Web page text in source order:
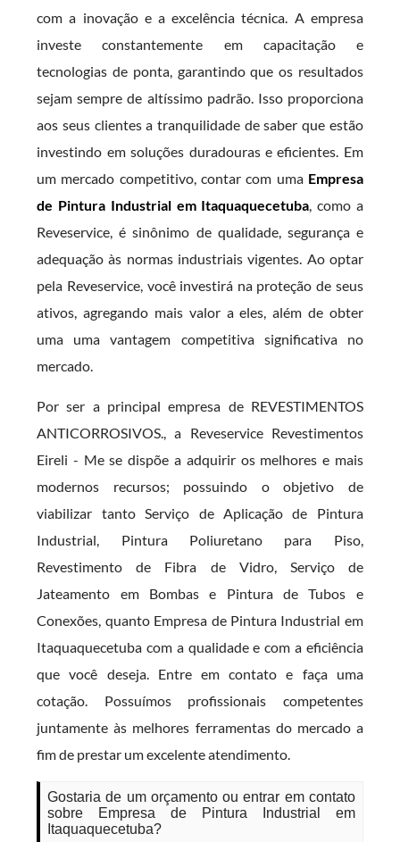
com a inovação e a excelência técnica. A empresa
investe constantemente em capacitação e
tecnologias de ponta, garantindo que os resultados
sejam sempre de altíssimo padrão. Isso proporciona
aos seus clientes a tranquilidade de saber que estão
investindo em soluções duradouras e eficientes. Em
um mercado competitivo, contar com uma Empresa
de Pintura Industrial em Itaquaquecetuba, como a
Reveservice, é sinônimo de qualidade, segurança e
adequação às normas industriais vigentes. Ao optar
pela Reveservice, você investirá na proteção de seus
ativos, agregando mais valor a eles, além de obter
uma uma vantagem competitiva significativa no
mercado.
Por ser a principal empresa de REVESTIMENTOS
ANTICORROSIVOS., a Reveservice Revestimentos
Eireli - Me se dispõe a adquirir os melhores e mais
modernos recursos; possuindo o objetivo de
viabilizar tanto Serviço de Aplicação de Pintura
Industrial, Pintura Poliuretano para Piso,
Revestimento de Fibra de Vidro, Serviço de
Jateamento em Bombas e Pintura de Tubos e
Conexões, quanto Empresa de Pintura Industrial em
Itaquaquecetuba com a qualidade e com a eficiência
que você deseja. Entre em contato e faça uma
cotação. Possuímos profissionais competentes
juntamente às melhores ferramentas do mercado a
fim de prestar um excelente atendimento.
Gostaria de um orçamento ou entrar em contato
sobre Empresa de Pintura Industrial em
Itaquaquecetuba?